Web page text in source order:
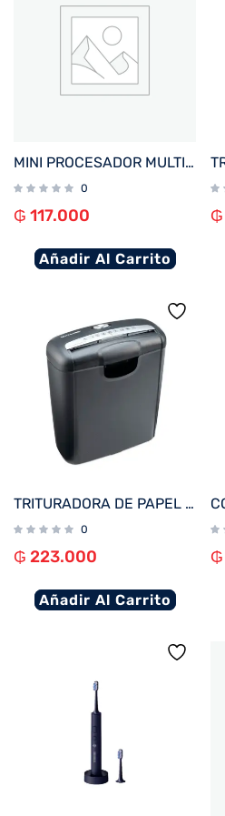
MINI PROCESADOR MULTILASER CE077EUR 100W 220V LAMINA INOXIDABLE NEGRO
0
₲ 117.000
Añadir Al Carrito
₲
TRITURADORA DE PAPEL MULTILASER OF010EUR 220V 6FL/10L/NEGRO
0
₲ 223.000
Añadir Al Carrito
₲